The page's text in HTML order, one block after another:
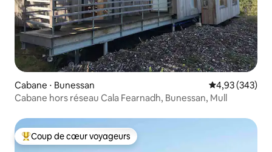
Cabane ⋅ Bunessan Évaluation
4,93 (343)
Cabane hors réseau Cala Fearnadh, Bunessan, Mull
Coups de cœur voyageurs les plus appréciés
Coup de cœur voyageurs